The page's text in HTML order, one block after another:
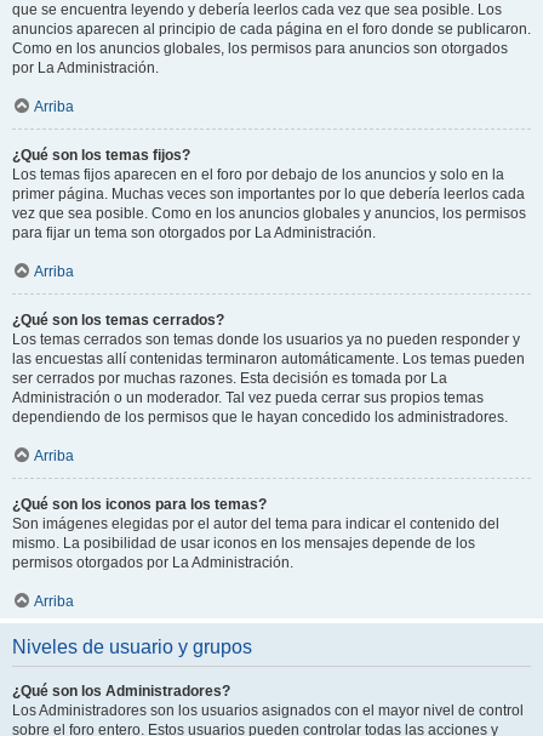
que se encuentra leyendo y debería leerlos cada vez que sea posible. Los
anuncios aparecen al principio de cada página en el foro donde se publicaron.
Como en los anuncios globales, los permisos para anuncios son otorgados
por La Administración.
Arriba
¿Qué son los temas fijos?
Los temas fijos aparecen en el foro por debajo de los anuncios y solo en la
primer página. Muchas veces son importantes por lo que debería leerlos cada
vez que sea posible. Como en los anuncios globales y anuncios, los permisos
para fijar un tema son otorgados por La Administración.
Arriba
¿Qué son los temas cerrados?
Los temas cerrados son temas donde los usuarios ya no pueden responder y
las encuestas allí contenidas terminaron automáticamente. Los temas pueden
ser cerrados por muchas razones. Esta decisión es tomada por La
Administración o un moderador. Tal vez pueda cerrar sus propios temas
dependiendo de los permisos que le hayan concedido los administradores.
Arriba
¿Qué son los iconos para los temas?
Son imágenes elegidas por el autor del tema para indicar el contenido del
mismo. La posibilidad de usar iconos en los mensajes depende de los
permisos otorgados por La Administración.
Arriba
Niveles de usuario y grupos
¿Qué son los Administradores?
Los Administradores son los usuarios asignados con el mayor nivel de control
sobre el foro entero. Estos usuarios pueden controlar todas las acciones y